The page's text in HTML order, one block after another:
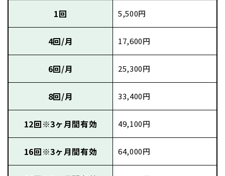
1回 5,500円
4回/月 17,600円
6回/月 25,300円
8回/月 33,400円
12回※3ヶ月間有効 49,100円
16回※3ヶ月間有効 64,000円